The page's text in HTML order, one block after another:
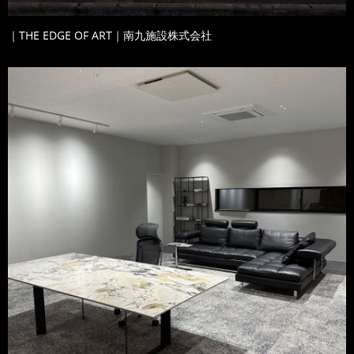
｜THE EDGE OF ART｜南九施設株式会社